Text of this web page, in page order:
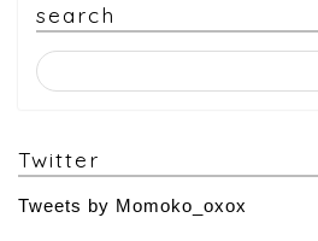
search
Twitter
Tweets by Momoko_oxox